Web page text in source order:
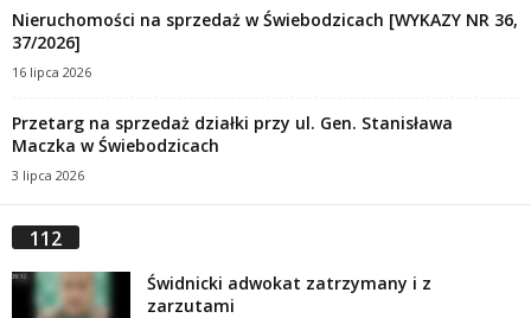
Nieruchomości na sprzedaż w Świebodzicach [WYKAZY NR 36,
37/2026]
16 lipca 2026
Przetarg na sprzedaż działki przy ul. Gen. Stanisława
Maczka w Świebodzicach
3 lipca 2026
112
Świdnicki adwokat zatrzymany i z
zarzutami